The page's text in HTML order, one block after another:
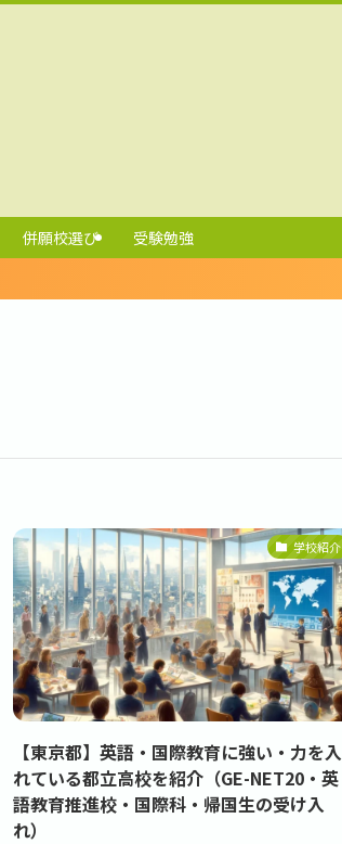
併願校選び
受験勉強
学校紹介
【東京都】英語・国際教育に強い・力を入
れている都立高校を紹介（GE-NET20・英
語教育推進校・国際科・帰国生の受け入
れ）